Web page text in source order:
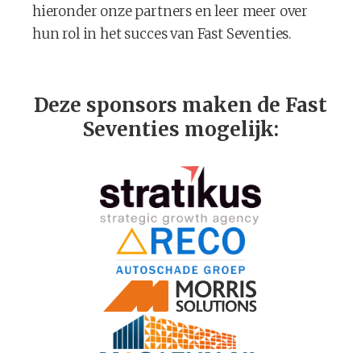
hieronder onze partners en leer meer over
hun rol in het succes van Fast Seventies.
Deze sponsors maken de Fast
Seventies mogelijk: